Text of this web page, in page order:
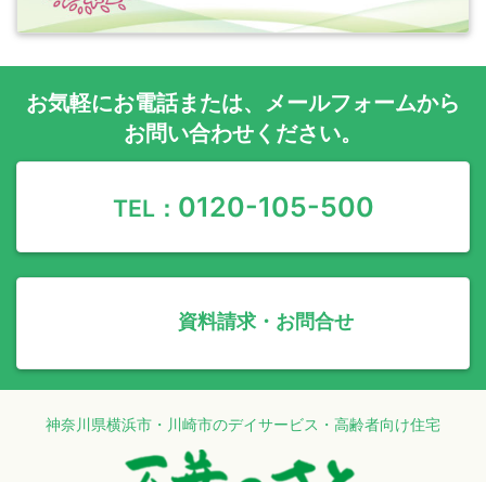
お気軽にお電話または、 メールフォームから
お問い合わせください。
TEL： 0120-105-500
資料請求・お問合せ
神奈川県横浜市・川崎市のデイサービス・高齢者向け住宅